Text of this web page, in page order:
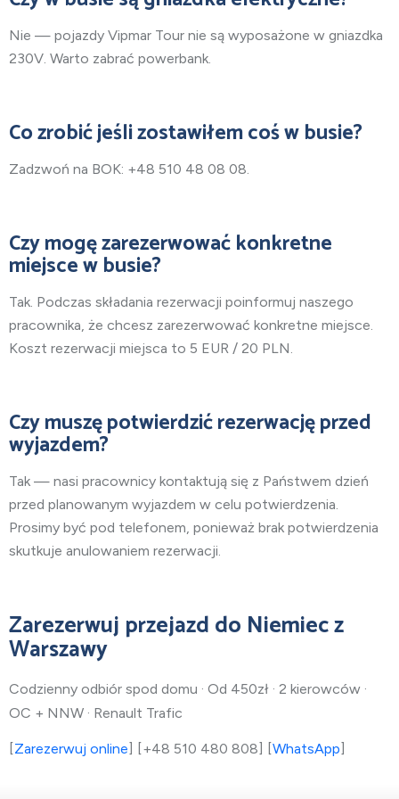
Nie — pojazdy Vipmar Tour nie są wyposażone w gniazdka
230V. Warto zabrać powerbank.
Co zrobić jeśli zostawiłem coś w busie?
Zadzwoń na BOK: +48 510 48 08 08.
Czy mogę zarezerwować konkretne
miejsce w busie?
Tak. Podczas składania rezerwacji poinformuj naszego
pracownika, że chcesz zarezerwować konkretne miejsce.
Koszt rezerwacji miejsca to 5 EUR / 20 PLN.
Czy muszę potwierdzić rezerwację przed
wyjazdem?
Tak — nasi pracownicy kontaktują się z Państwem dzień
przed planowanym wyjazdem w celu potwierdzenia.
Prosimy być pod telefonem, ponieważ brak potwierdzenia
skutkuje anulowaniem rezerwacji.
Zarezerwuj przejazd do Niemiec z
Warszawy
Codzienny odbiór spod domu · Od 450zł · 2 kierowców ·
OC + NNW · Renault Trafic
[Zarezerwuj online] [+48 510 480 808] [WhatsApp]